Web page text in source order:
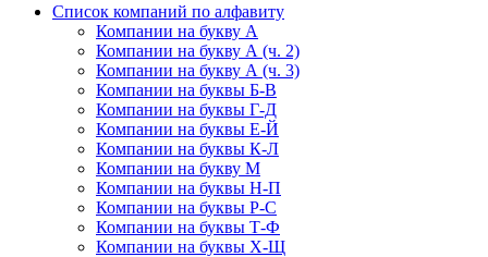
Список компаний по алфавиту
Компании на букву А
Компании на букву А (ч. 2)
Компании на букву А (ч. 3)
Компании на буквы Б-В
Компании на буквы Г-Д
Компании на буквы Е-Й
Компании на буквы К-Л
Компании на букву М
Компании на буквы Н-П
Компании на буквы Р-С
Компании на буквы Т-Ф
Компании на буквы Х-Щ